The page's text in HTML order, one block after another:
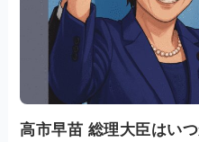
高市早苗 総理大臣はい